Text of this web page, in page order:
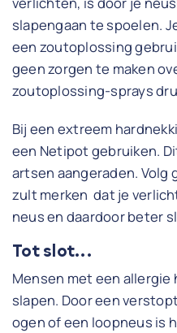
slapengaan te spoelen.
een zoutoplossing
geen zorgen te maken
zoutoplossing-sprays
Bij een extreem
een Netipot gebruiken.
artsen aangeraden. Volg
zult merken dat je
neus en daardoor beter
Tot slot...
Mensen met een allergie
slapen. Door een
ogen of een loopneus is